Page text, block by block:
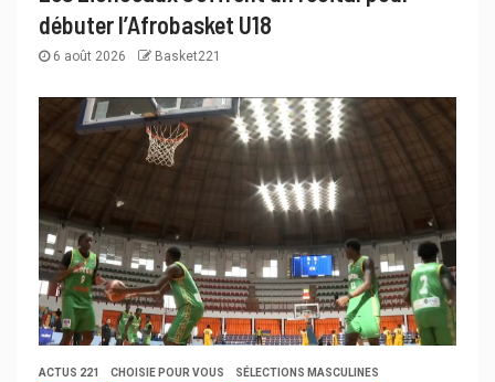
débuter l’Afrobasket U18
6 août 2026 Basket221
ACTUS 221 CHOISIE POUR VOUS SÉLECTIONS MASCULINES